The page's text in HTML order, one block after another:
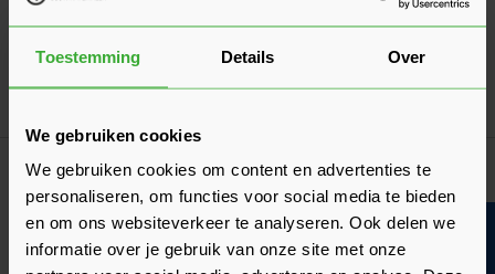
Toestemming Details Over
We gebruiken cookies
We gebruiken cookies om content en advertenties te
personaliseren, om functies voor social media te bieden
en om ons websiteverkeer te analyseren. Ook delen we
informatie over je gebruik van onze site met onze
Metselprofiel 78x90 mm
Verkrijgbaar in 2 lengtes
Sakrete Voegmortel (UA)
Verkrijgbaar in 8 kleuren
Vanaf11,17 per zak